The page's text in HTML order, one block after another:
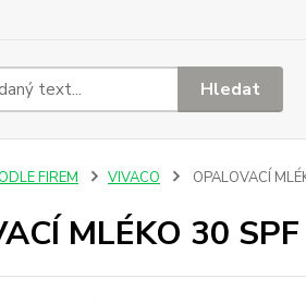
Hledat
FIREM VIVACO OPALOVACÍ
MLÉKO 30